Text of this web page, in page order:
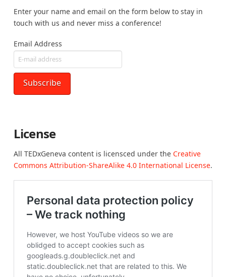
Enter your name and email on the form below to stay in
touch with us and never miss a conference!
Email Address
License
All TEDxGeneva content is licensced under the Creative
Commons Attribution-ShareAlike 4.0 International License.